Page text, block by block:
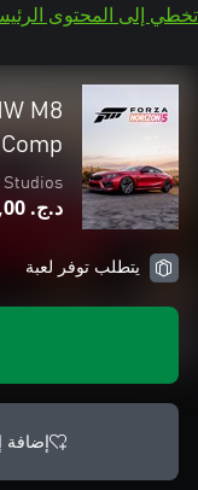
تخطي إلى المحتوى
M8
Comp
Studios
د.ج.‏ 319,00
يتطلب توفر لعبة
إضافة